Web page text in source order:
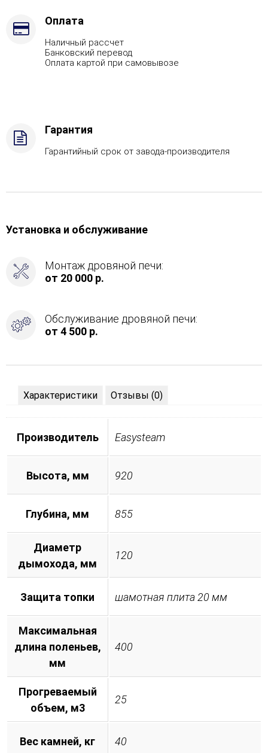
321
Оплата
Наличный рассчет
Банковский перевод
Оплата картой при самовывозе
Гарантия
Гарантийный срок от завода-производителя
Установка и обслуживание
Монтаж дровяной печи:
от 20 000 р.
Обслуживание дровяной печи:
от 4 500 р.
Характеристики Отзывы (0)
Производитель Easysteam
Высота, мм 920
Глубина, мм 855
Диаметр
дымохода, мм
120
Защита топки шамотная плита 20 мм
Максимальная
длина поленьев,
мм
400
Прогреваемый
объем, м3
25
Вес камней, кг 40